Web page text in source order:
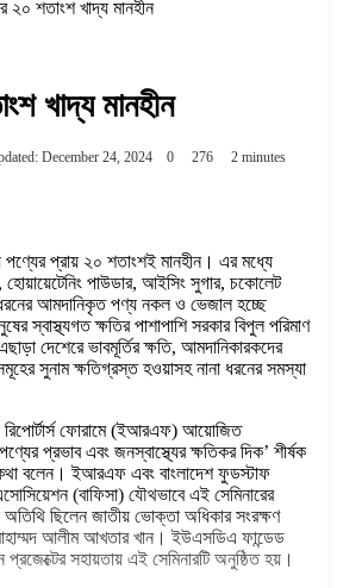
২০ শতাংশ খাদ্য মানহীন
খাদ্য মানহীন
December 24, 2024 0 276
2 minutes
পণ্যের প্রায় ২০ শতাংশই মানহীন। এর মধ্যে
হোয়ায়েটেনিং পাউডার, আইসিং সুগার, চকোলেট
আমদানিকৃত পণ্য নকল ও ভেজাল হচ্ছে
স্বাস্থ্যগত ক্ষতির পাশাপাশি সরকার বিপুল পরিমাণ
দেশেরে ভাবমূর্তির ক্ষতি, আমদানিকারকদের
সুনাম ক্ষতিগ্রস্ত হওয়াসহ নানা ধরনের সমস্যা
রিপোর্টার্স ফোরামে (ইআরএফ) আয়োজিত
প্রভাব এবং জনস্বাস্থ্যের ক্ষতিকর দিক’ শীর্ষক
বলেন। ইআরএফ এবং বাংলাদেশ ফুডস্টাফ
এসোসিয়েশন (বাফিসা) যৌথভাবে এই সেমিনারের
ছিলেন জাতীয় ভোক্তা অধিকার সংরক্ষণ
আলীম আখতার খান। ইউএসডিএ ফান্ডেড
প্রজেক্টের সহায়তায় এই সেমিনারটি অনুষ্ঠিত হয়।